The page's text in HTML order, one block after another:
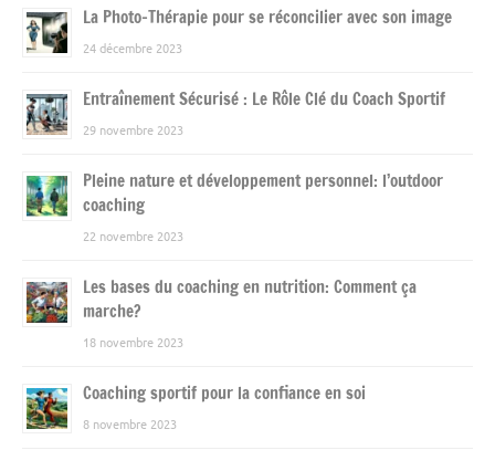
La Photo-Thérapie pour se réconcilier avec son image
24 décembre 2023
Entraînement Sécurisé : Le Rôle Clé du Coach Sportif
29 novembre 2023
Pleine nature et développement personnel: l’outdoor
coaching
22 novembre 2023
Les bases du coaching en nutrition: Comment ça
marche?
18 novembre 2023
Coaching sportif pour la confiance en soi
8 novembre 2023